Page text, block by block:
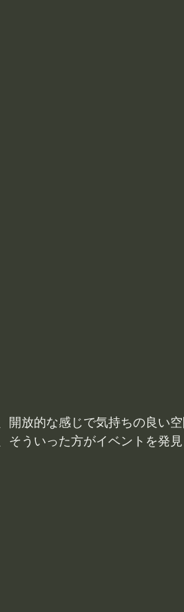
開放的な感じで気持ちの良い
そういった方がイベントを発